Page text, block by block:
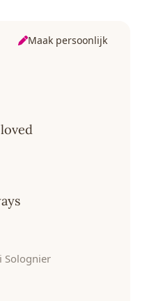
Maak persoonlijk
Solognier